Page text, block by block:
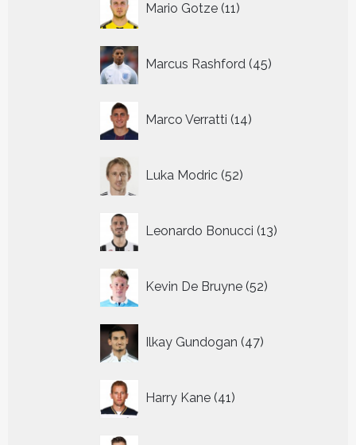
Mario Gotze 11
producten
Marcus Rashford 45
producten
Marco Verratti 14
producten
Luka Modric 52
producten
Leonardo Bonucci 13
producten
Kevin De Bruyne 52
producten
Ilkay Gundogan 47
producten
Harry Kane 41
producten